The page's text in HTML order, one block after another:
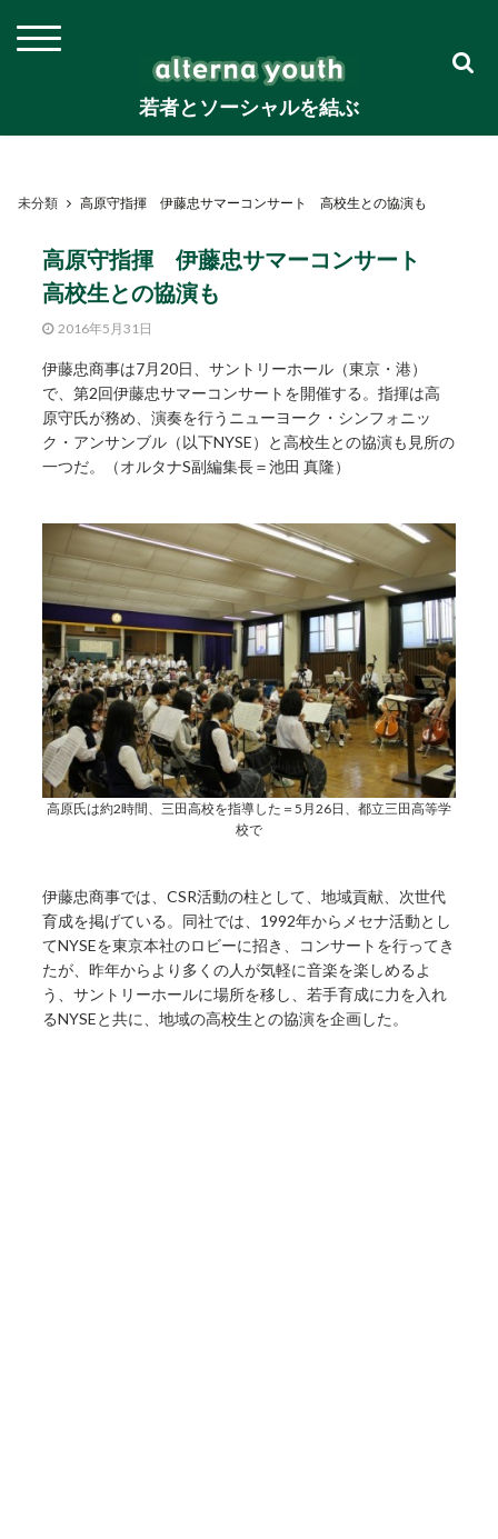
若者とソーシャルを結ぶ
未分類 高原守指揮 伊藤忠サマーコンサート 高校生との協演も
高原守指揮 伊藤忠サマーコンサート
高校生との協演も
2016年5月31日
伊藤忠商事は7月20日、サントリーホール（東京・港）
で、第2回伊藤忠サマーコンサートを開催する。指揮は高
原守氏が務め、演奏を行うニューヨーク・シンフォニッ
ク・アンサンブル（以下NYSE）と高校生との協演も見所の
一つだ。（オルタナS副編集長＝池田 真隆）
高原氏は約2時間、三田高校を指導した＝5月26日、都立三田高等学
校で
伊藤忠商事では、CSR活動の柱として、地域貢献、次世代
育成を掲げている。同社では、1992年からメセナ活動とし
てNYSEを東京本社のロビーに招き、コンサートを行ってき
たが、昨年からより多くの人が気軽に音楽を楽しめるよ
う、サントリーホールに場所を移し、若手育成に力を入れ
るNYSEと共に、地域の高校生との協演を企画した。